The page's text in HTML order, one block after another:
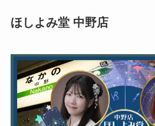
ほしよみ堂 中野店